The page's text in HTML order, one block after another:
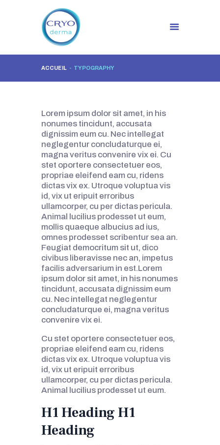
ACCUEIL TYPOGRAPHY
SOIN VISAGE FACIAL
HYDRAJET
ONGLES
MAQUILLAGE
PERMANENT
EPILATIONS
LED SOIN LUMIÈRE
NEWS
CONTACTS
Lorem ipsum dolor sit amet, in his
nonumes tincidunt, accusata
dignissim eum cu. Nec intellegat
neglegentur concludaturque ei,
magna veritus convenire vix ei. Cu
stet oportere consectetuer eos,
propriae eleifend eam cu, ridens
dictas vix ex. Utroque voluptua vis
id, vix ut eripuit erroribus
ullamcorper, cu per dictas pericula.
Animal lucilius prodesset ut eum,
mollis quaeque albucius ad ius,
omnes prodesset scribentur sea an.
Feugiat democritum sit ut, dico
civibus liberavisse nec an, impetus
facilis adversarium in est.Lorem
ipsum dolor sit amet, in his nonumes
tincidunt, accusata dignissim eum
cu. Nec intellegat neglegentur
concludaturque ei, magna veritus
convenire vix ei.
Cu stet oportere consectetuer eos,
propriae eleifend eam cu, ridens
dictas vix ex. Utroque voluptua vis
id, vix ut eripuit erroribus
ullamcorper, cu per dictas pericula.
Animal lucilius prodesset ut eum.
H1 Heading H1
Heading